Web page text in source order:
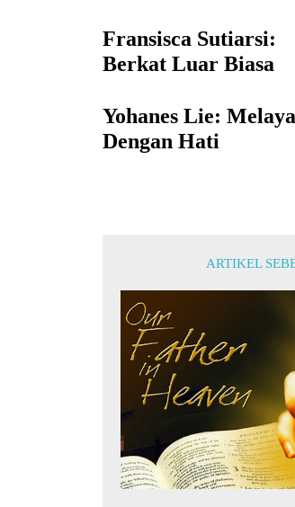
Fransisca Sutiarsi:
Berkat Luar Biasa
Yohanes Lie:
Dengan Hati
ARTIKEL